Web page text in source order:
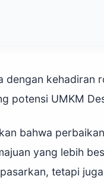
dengan kehadiran
potensi UMKM
bahwa
yang lebih
tetapi